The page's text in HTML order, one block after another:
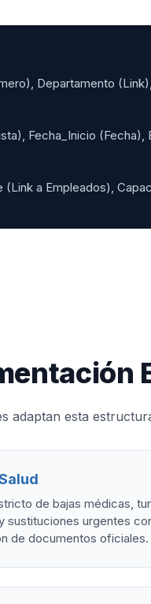
Departamento
Fecha_Inicio
a Empleados),
adaptan esta
de bajas médicas,
sustituciones urgentes
de documentos oficiales.